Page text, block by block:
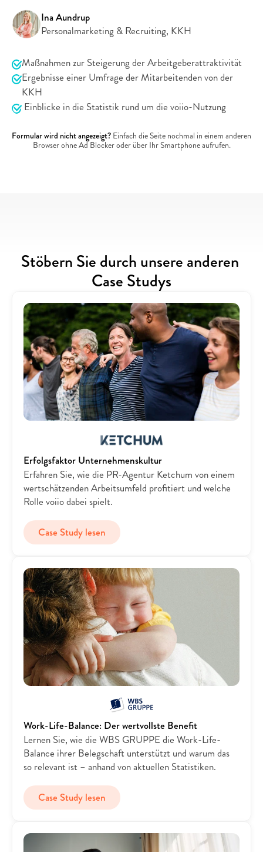
Mitarbeitenden für die KKH nutzen."
Ina Aundrup
Personalmarketing & Recruiting, KKH
Maßnahmen zur Steigerung der Arbeitgeberattraktivität
Ergebnisse einer Umfrage der Mitarbeitenden von der
KKH
Einblicke in die Statistik rund um die voiio-Nutzung
Formular wird nicht angezeigt? Einfach die Seite nochmal in einem anderen
Browser ohne Ad Blocker oder über Ihr Smartphone aufrufen.
Stöbern Sie durch unsere anderen
Case Studys
Erfolgsfaktor Unternehmenskultur
Erfahren Sie, wie die PR-Agentur Ketchum von einem
wertschätzenden Arbeitsumfeld profitiert und welche
Rolle voiio dabei spielt.
Case Study lesen
Work-Life-Balance: Der wertvollste Benefit
Lernen Sie, wie die WBS GRUPPE die Work-Life-
Balance ihrer Belegschaft unterstützt und warum das
so relevant ist – anhand von aktuellen Statistiken.
Case Study lesen